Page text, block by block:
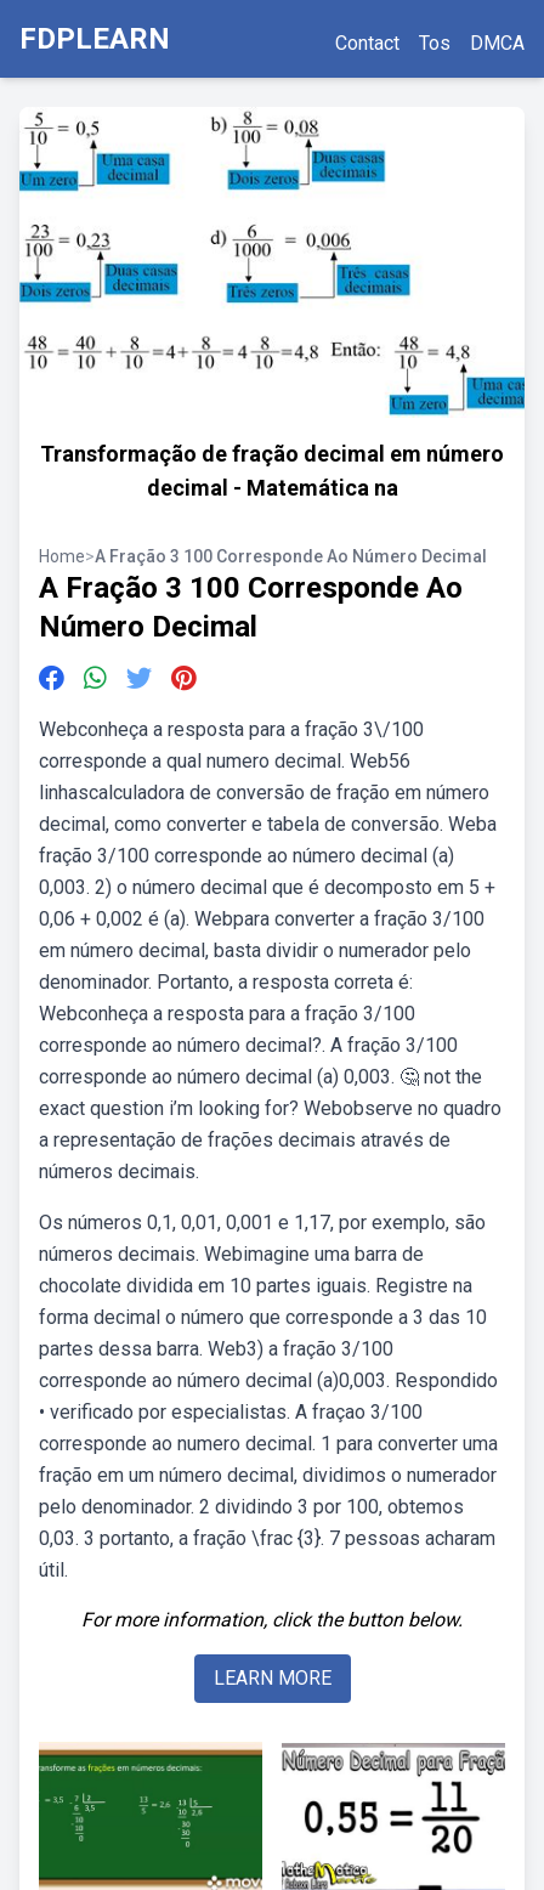
FDPLEARN Contact Tos DMCA
Transformação de fração decimal em número
decimal - Matemática na
Home>A Fração 3 100 Corresponde Ao Número Decimal
A Fração 3 100 Corresponde Ao
Número Decimal
Webconheça a resposta para a fração 3\/100
corresponde a qual numero decimal. Web56
linhascalculadora de conversão de fração em número
decimal, como converter e tabela de conversão. Weba
fração 3/100 corresponde ao número decimal (a)
0,003. 2) o número decimal que é decomposto em 5 +
0,06 + 0,002 é (a). Webpara converter a fração 3/100
em número decimal, basta dividir o numerador pelo
denominador. Portanto, a resposta correta é:
Webconheça a resposta para a fração 3/100
corresponde ao número decimal?. A fração 3/100
corresponde ao número decimal (a) 0,003. 🤔 not the
exact question i’m looking for? Webobserve no quadro
a representação de frações decimais através de
números decimais.
Os números 0,1, 0,01, 0,001 e 1,17, por exemplo, são
números decimais. Webimagine uma barra de
chocolate dividida em 10 partes iguais. Registre na
forma decimal o número que corresponde a 3 das 10
partes dessa barra. Web3) a fração 3/100
corresponde ao número decimal (a)0,003. Respondido
• verificado por especialistas. A fraçao 3/100
corresponde ao numero decimal. 1 para converter uma
fração em um número decimal, dividimos o numerador
pelo denominador. 2 dividindo 3 por 100, obtemos
0,03. 3 portanto, a fração \frac {3}. 7 pessoas acharam
útil.
For more information, click the button below.
LEARN MORE